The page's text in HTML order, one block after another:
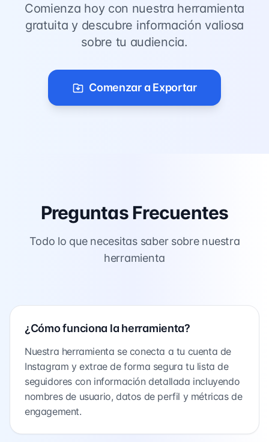
Comienza hoy con nuestra herramienta
gratuita y descubre información valiosa
sobre tu audiencia.
Comenzar a Exportar
Preguntas Frecuentes
Todo lo que necesitas saber sobre nuestra
herramienta
¿Cómo funciona la herramienta?
Nuestra herramienta se conecta a tu cuenta de
Instagram y extrae de forma segura tu lista de
seguidores con información detallada incluyendo
nombres de usuario, datos de perfil y métricas de
engagement.